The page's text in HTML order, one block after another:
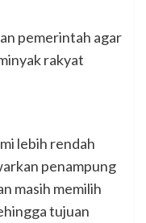
pemerintah agar
rakyat
lebih rendah
penampung
masih memilih
tujuan